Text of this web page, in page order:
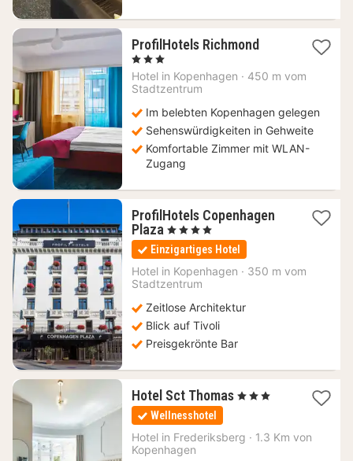
ProfilHotels Richmond1
ab
, 3 Sterne
Hotel in Kopenhagen · 450 m vom
Stadtzentrum
Im belebten Kopenhagen gelegen
Sehenswürdigkeiten in Gehweite
Komfortable Zimmer mit WLAN-
Zugang
ProfilHotels Copenhagen
Plaza 1
Nacht
ab
173,77
€
, 4 Sterne
Einzigartiges Hotel
Hotel in Kopenhagen · 350 m vom
Stadtzentrum
Zeitlose Architektur
Blick auf Tivoli
Preisgekrönte Bar
Hotel Sct Thomas 1
135,60
, 3 Sterne
Wellnesshotel
Hotel in Frederiksberg · 1.3 Km von
Kopenhagen